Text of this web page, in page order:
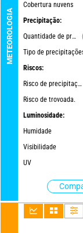
METEOROLOGIA
Cobertura nuvens
Precipitação:
Quantidade de precipitações
Tipo de
Riscos:
Risco de precipitações
Risco de trovoada.
Luminosidade:
Humidade
Visibilidade
UV